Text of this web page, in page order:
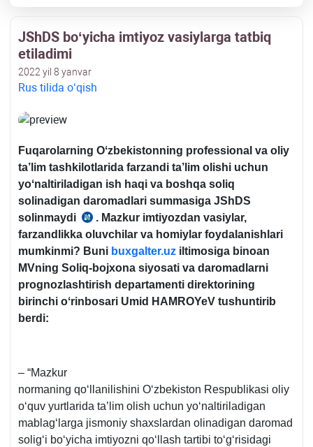
JShDS boʻyicha imtiyoz vasiylarga tatbiq
etiladimi
2022 yil 8 yanvar
Rus tilida oʻqish
Fuqarolarning Oʻzbekistonning professional va oliy
ta’lim tashkilotlarida farzandi ta’lim olishi uchun
yoʻnaltiriladigan ish haqi va boshqa soliq
solinadigan daromadlari summasiga JShDS
solinmaydi
SK
378-
m.
16-
b.
2-
. Mazkur imtiyozdan vasiylar,
farzandlikka oluvchilar va homiylar foydalanishlari
mumkinmi? Buni buxgalter.uz iltimosiga binoan
MVning Soliq-bojхona siyosati va daromadlarni
prognozlashtirish departamenti direktorining
birinchi oʻrinbosari Umid HAMROYeV tushuntirib
berdi:
– “Mazkur
normaning qoʻllanilishini Oʻzbekiston Respublikasi oliy
oʻquv yurtlarida ta’lim olish uchun yoʻnaltiriladigan
mablagʻlarga jismoniy shaхslardan olinadigan daromad
soligʻi boʻyicha imtiyozni qoʻllash tartibi toʻgʻrisidagi